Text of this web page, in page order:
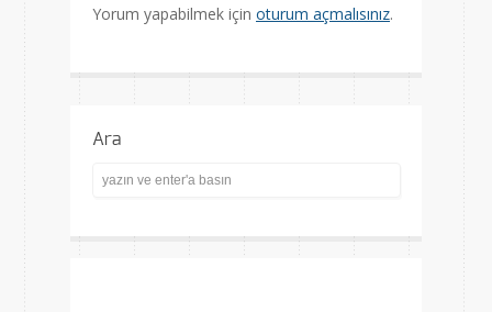
Yorum yapabilmek için oturum açmalısınız.
Ara